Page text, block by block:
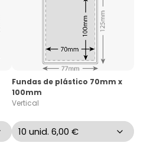
Fundas de plástico 70mm x
100mm
Vertical